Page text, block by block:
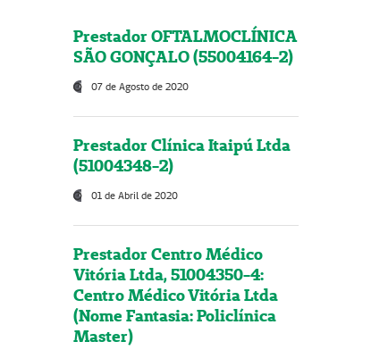
Prestador OFTALMOCLÍNICA
SÃO GONÇALO (55004164-2)
07 de Agosto de 2020
Prestador Clínica Itaipú Ltda
(51004348-2)
01 de Abril de 2020
Prestador Centro Médico
Vitória Ltda, 51004350-4:
Centro Médico Vitória Ltda
(Nome Fantasia: Policlínica
Master)